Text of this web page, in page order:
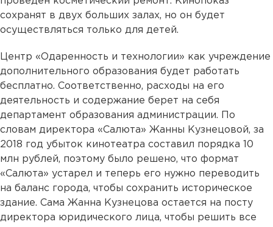
сохранят в двух больших залах, но он будет
осуществляться только для детей.
Центр «Одаренность и технологии» как учреждение
дополнительного образования будет работать
бесплатно. Соответственно, расходы на его
деятельность и содержание берет на себя
департамент образования администрации. По
словам директора «Салюта» Жанны Кузнецовой, за
2018 год убыток кинотеатра составил порядка 10
млн рублей, поэтому было решено, что формат
«Салюта» устарел и теперь его нужно переводить
на баланс города, чтобы сохранить историческое
здание. Сама Жанна Кузнецова остается на посту
директора юридического лица, чтобы решить все